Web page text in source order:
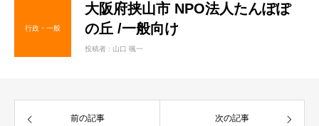
行政・一般
大阪府挟山市 NPO法人たんぽぽ
の丘 /一般向け
投稿者 : 山口 颯一
前の記事 次の記事